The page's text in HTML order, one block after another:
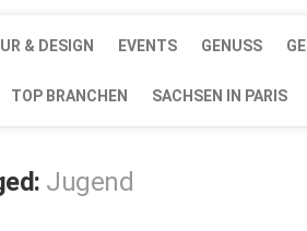
& DESIGN EVENTS GENUSS
TOP BRANCHEN SACHSEN IN PARIS
Jugend